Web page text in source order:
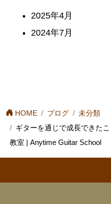
2025年4月
2024年7月
HOME ブログ
未分類
ギターを通じで成長できた
教室 | Anytime Guitar School